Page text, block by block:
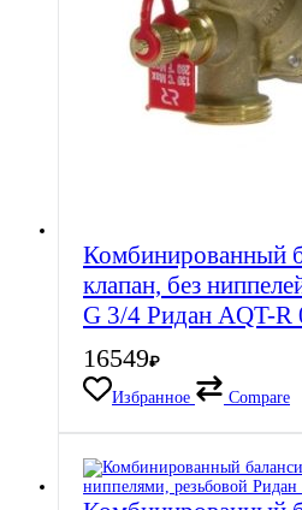
Комбинированный
клапан, без
G 3/4 Ридан AQT-
16549₽
Избранное
Compare